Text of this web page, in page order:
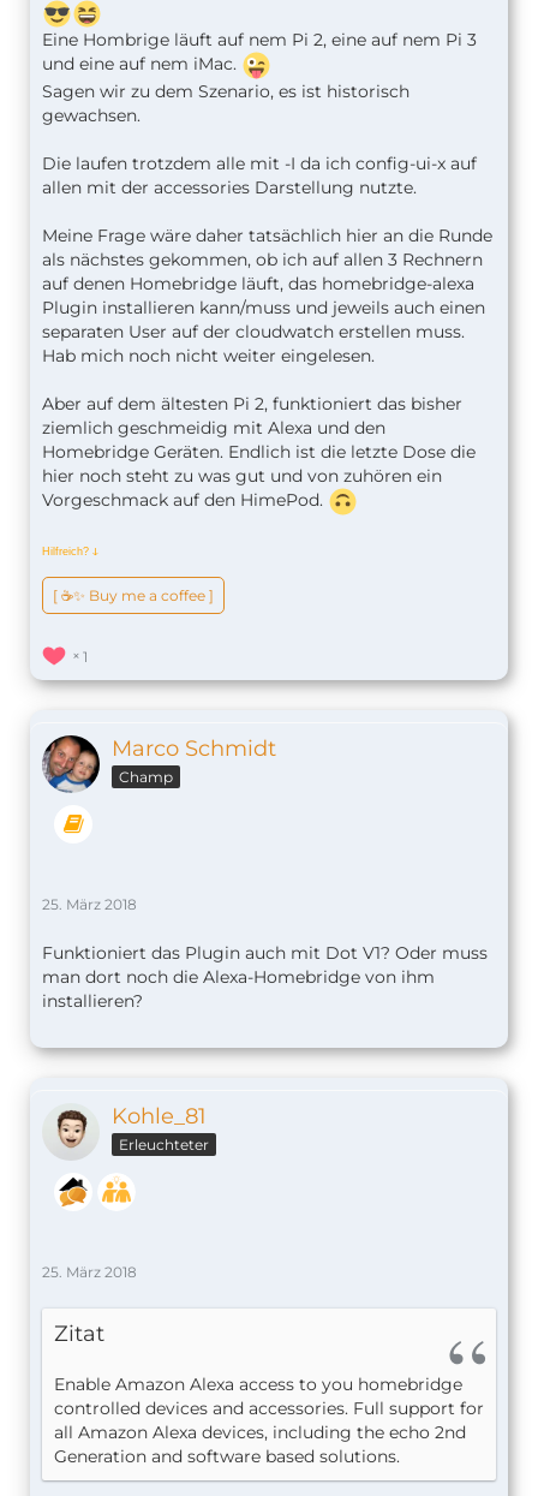
Eine Hombrige läuft auf nem Pi 2, eine auf nem Pi 3
und eine auf nem iMac.
Sagen wir zu dem Szenario, es ist historisch
gewachsen.
Die laufen trotzdem alle mit -I da ich config-ui-x auf
allen mit der accessories Darstellung nutzte.
Meine Frage wäre daher tatsächlich hier an die Runde
als nächstes gekommen, ob ich auf allen 3 Rechnern
auf denen Homebridge läuft, das homebridge-alexa
Plugin installieren kann/muss und jeweils auch einen
separaten User auf der cloudwatch erstellen muss.
Hab mich noch nicht weiter eingelesen.
Aber auf dem ältesten Pi 2, funktioniert das bisher
ziemlich geschmeidig mit Alexa und den
Homebridge Geräten. Endlich ist die letzte Dose die
hier noch steht zu was gut und von zuhören ein
Vorgeschmack auf den HimePod.
Hilfreich? ↆ
[ ☕️✨ Buy me a coffee ]
1
Marco Schmidt
Champ
25. März 2018
Funktioniert das Plugin auch mit Dot V1? Oder muss
man dort noch die Alexa-Homebridge von ihm
installieren?
Kohle_81
Erleuchteter
25. März 2018
Zitat
Enable Amazon Alexa access to you homebridge
controlled devices and accessories. Full support for
all Amazon Alexa devices, including the echo 2nd
Generation and software based solutions.